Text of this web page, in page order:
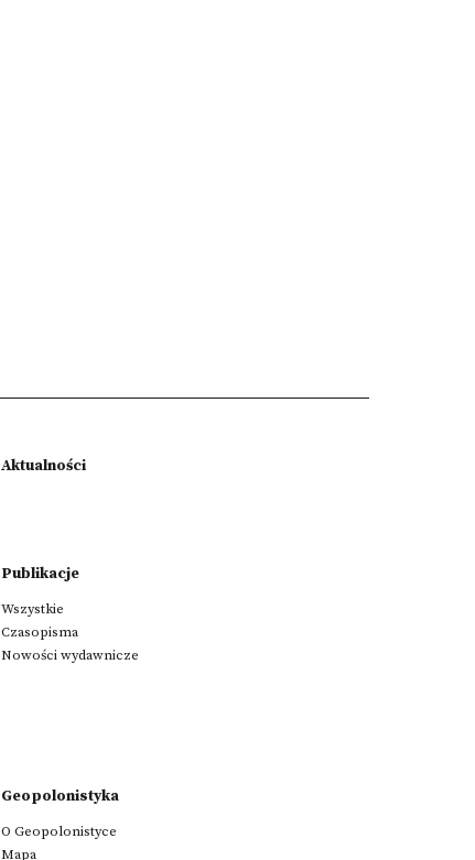
Aktualności
Publikacje
Wszystkie
Czasopisma
Nowości wydawnicze
Geopolonistyka
O Geopolonistyce
Mapa